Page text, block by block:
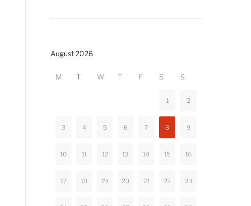
August 2026
M T W T F S S
1 2
3 4 5 6 7 8 9
10 11 12 13 14 15 16
17 18 19 20 21 22 23